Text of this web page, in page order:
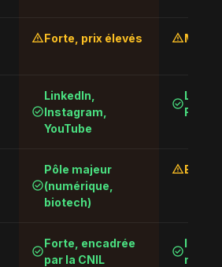
warningForte, prix élevés warning
check_circle
LinkedIn,
Instagram,
YouTube
check_circle
check_circle
Pôle majeur
(numérique,
biotech)
warningEn
check_circle
Forte, encadrée
par la CNIL
check_circle